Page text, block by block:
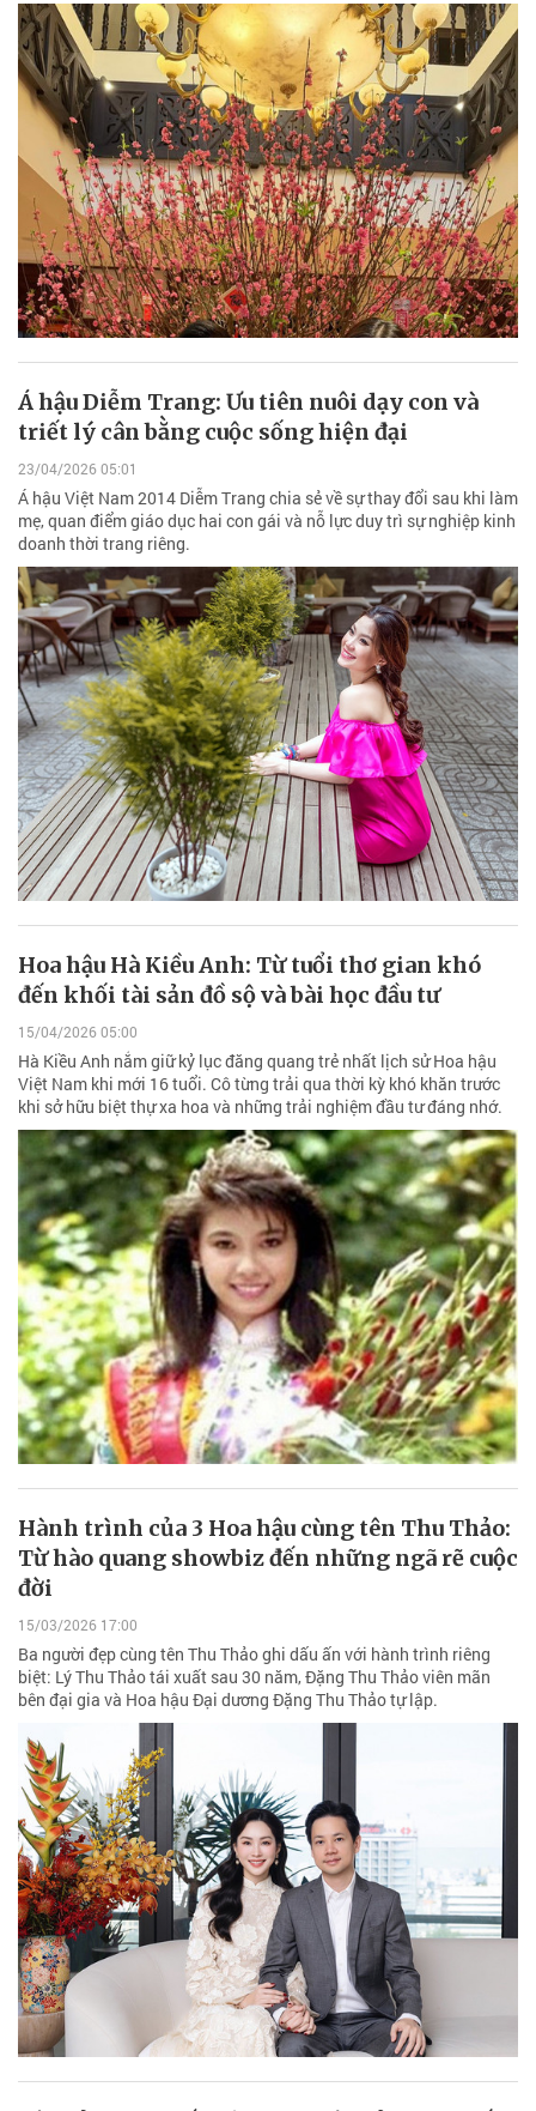
Á hậu Diễm Trang: Ưu tiên nuôi dạy con và
triết lý cân bằng cuộc sống hiện đại
23/04/2026 05:01
Á hậu Việt Nam 2014 Diễm Trang chia sẻ về sự thay đổi sau khi làm
mẹ, quan điểm giáo dục hai con gái và nỗ lực duy trì sự nghiệp kinh
doanh thời trang riêng.
Hoa hậu Hà Kiều Anh: Từ tuổi thơ gian khó
đến khối tài sản đồ sộ và bài học đầu tư
15/04/2026 05:00
Hà Kiều Anh nắm giữ kỷ lục đăng quang trẻ nhất lịch sử Hoa hậu
Việt Nam khi mới 16 tuổi. Cô từng trải qua thời kỳ khó khăn trước
khi sở hữu biệt thự xa hoa và những trải nghiệm đầu tư đáng nhớ.
Hành trình của 3 Hoa hậu cùng tên Thu Thảo:
Từ hào quang showbiz đến những ngã rẽ cuộc
đời
15/03/2026 17:00
Ba người đẹp cùng tên Thu Thảo ghi dấu ấn với hành trình riêng
biệt: Lý Thu Thảo tái xuất sau 30 năm, Đặng Thu Thảo viên mãn
bên đại gia và Hoa hậu Đại dương Đặng Thu Thảo tự lập.